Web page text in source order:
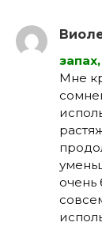
Мне
очень